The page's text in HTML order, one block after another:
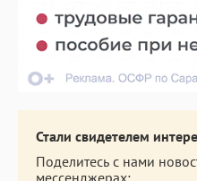
Стали свидетелем
Поделитесь с нами
мессенджерах: